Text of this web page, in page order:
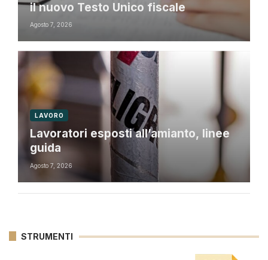
il nuovo Testo Unico fiscale
Agosto 7, 2026
LAVORO
Lavoratori esposti all’amianto, linee
guida
Agosto 7, 2026
STRUMENTI